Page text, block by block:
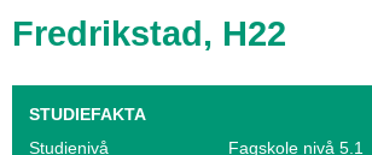
k
a
t
Fredrikstad, H22
STUDIEFAKTA
Studienivå
Fagskole nivå 5.1